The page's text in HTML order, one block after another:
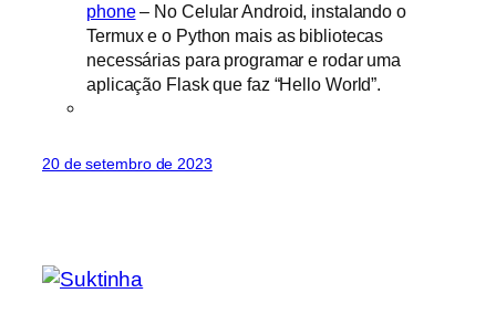
phone– No Celular Android, instalando o
Termux e o Python mais as bibliotecas
necessárias para programar e rodar uma
aplicação Flask que faz “Hello World”.
20 de setembro de 2023